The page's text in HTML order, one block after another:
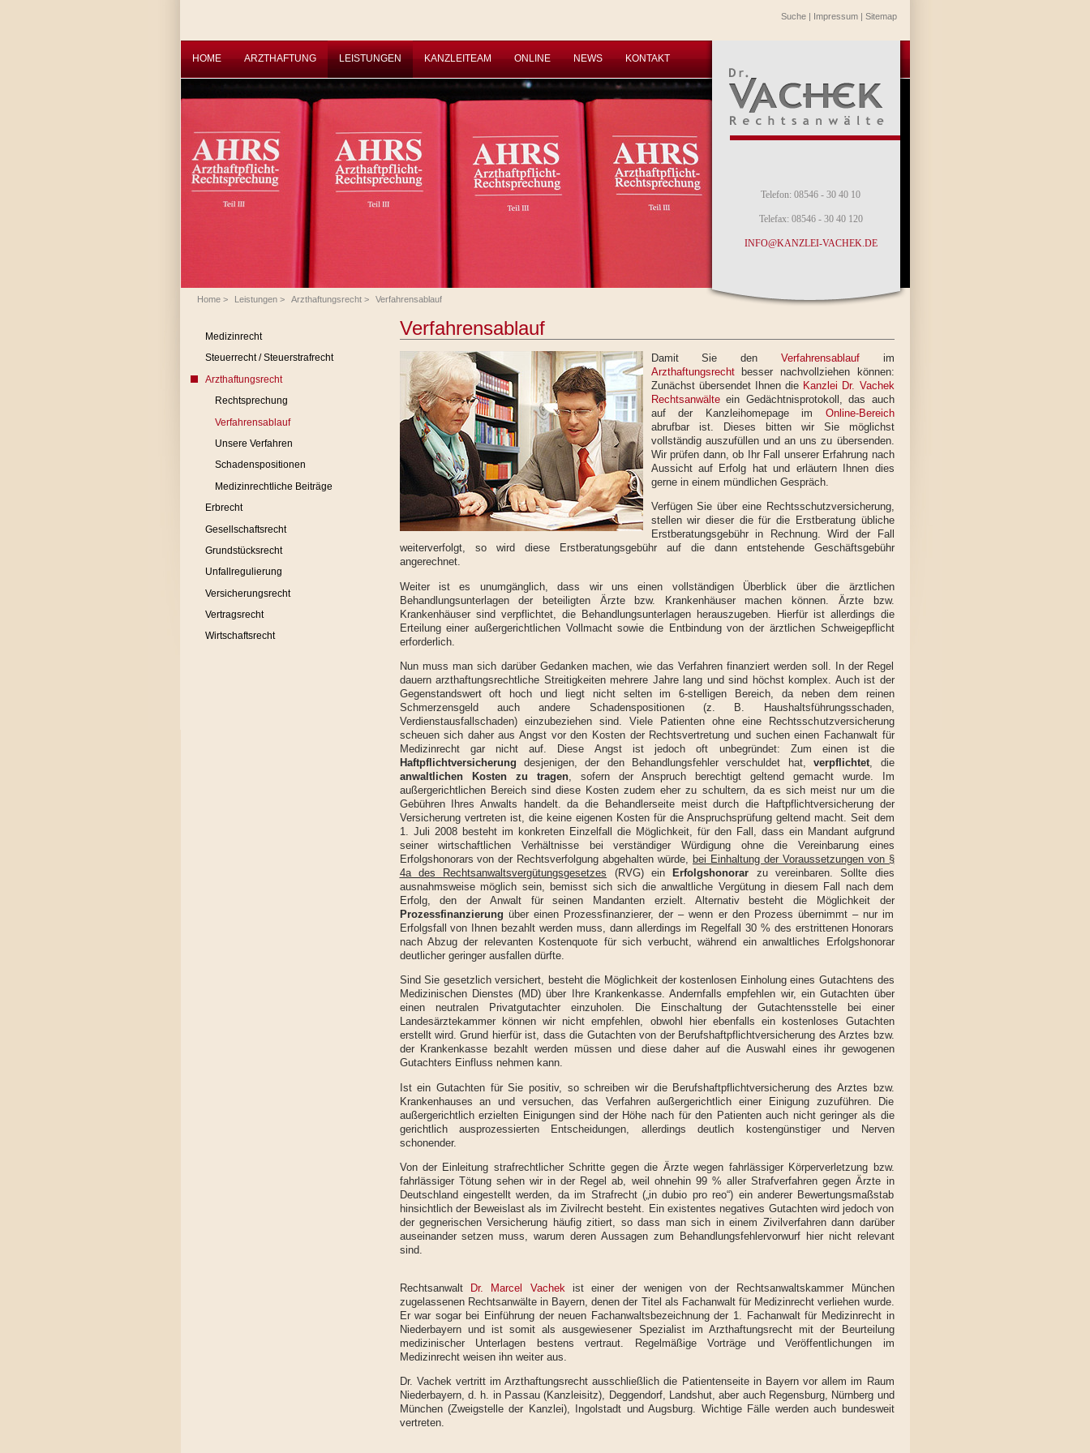
Suche| Impressum| Sitemap
HOME ARZTHAFTUNG LEISTUNGEN KANZLEITEAM ONLINE NEWS KONTAKT
Telefon: 08546 - 30 40 10
Telefax: 08546 - 30 40 120
INFO@KANZLEI-VACHEK.DE
Home> Leistungen> Arzthaftungsrecht> Verfahrensablauf
Medizinrecht
Steuerrecht / Steuerstrafrecht
Arzthaftungsrecht
Rechtsprechung
Verfahrensablauf
Unsere Verfahren
Schadenspositionen
Medizinrechtliche Beiträge
Erbrecht
Gesellschaftsrecht
Grundstücksrecht
Unfallregulierung
Versicherungsrecht
Vertragsrecht
Wirtschaftsrecht
Verfahrensablauf
Damit Sie den Verfahrensablaufim
Arzthaftungsrecht
besser nachvollziehen können:
Zunächst übersendet Ihnen die Kanzlei Dr. Vachek
Rechtsanwälte ein Gedächtnisprotokoll, das auch
auf der Kanzleihomepage im Online-Bereich
abrufbar ist. Dieses bitten wir Sie möglichst
vollständig auszufüllen und an uns zu übersenden.
Wir prüfen dann, ob Ihr Fall unserer Erfahrung nach
Aussicht auf Erfolg hat und erläutern Ihnen dies
gerne in einem mündlichen Gespräch.
Verfügen Sie über eine Rechtsschutzversicherung,
stellen wir dieser die für die Erstberatung übliche
Erstberatungsgebühr in Rechnung. Wird der Fall
weiterverfolgt, so wird diese Erstberatungsgebühr auf die dann entstehende Geschäftsgebühr
angerechnet.
Weiter ist es unumgänglich, dass wir uns einen vollständigen Überblick über die ärztlichen
Behandlungsunterlagen der beteiligten Ärzte bzw. Krankenhäuser machen können. Ärzte bzw.
Krankenhäuser sind verpflichtet, die Behandlungsunterlagen herauszugeben. Hierfür ist allerdings die
Erteilung einer außergerichtlichen Vollmacht sowie die Entbindung von der ärztlichen Schweigepflicht
erforderlich.
Nun muss man sich darüber Gedanken machen, wie das Verfahren finanziert werden soll. In der Regel
dauern arzthaftungsrechtliche Streitigkeiten mehrere Jahre lang und sind höchst komplex. Auch ist der
Gegenstandswert oft hoch und liegt nicht selten im 6-stelligen Bereich, da neben dem reinen
Schmerzensgeld auch andere Schadenspositionen (z. B. Haushaltsführungsschaden,
Verdienstausfallschaden) einzubeziehen sind. Viele Patienten ohne eine Rechtsschutzversicherung
scheuen sich daher aus Angst vor den Kosten der Rechtsvertretung und suchen einen Fachanwalt für
Medizinrecht gar nicht auf. Diese Angst ist jedoch oft unbegründet: Zum einen ist die
Haftpflichtversicherung desjenigen, der den Behandlungsfehler verschuldet hat,verpflichtet , die
anwaltlichen Kosten zu tragen, sofern der Anspruch berechtigt geltend gemacht wurde. Im
außergerichtlichen Bereich sind diese Kosten zudem eher zu schultern, da es sich meist nur um die
Gebühren Ihres Anwalts handelt. da die Behandlerseite meist durch die Haftpflichtversicherung der
Versicherung vertreten ist, die keine eigenen Kosten für die Anspruchsprüfung geltend macht. Seit dem
1. Juli 2008 besteht im konkreten Einzelfall die Möglichkeit, für den Fall, dass ein Mandant aufgrund
seiner wirtschaftlichen Verhältnisse bei verständiger Würdigung ohne die Vereinbarung eines
Erfolgshonorars von der Rechtsverfolgung abgehalten würde,
bei Einhaltung der Voraussetzungen von §
4a des Rechtsanwaltsvergütungsgesetzes (RVG) ein Erfolgshonorar zu vereinbaren. Sollte dies
ausnahmsweise möglich sein, bemisst sich sich die anwaltliche Vergütung in diesem Fall nach dem
Erfolg, den der Anwalt für seinen Mandanten erzielt. Alternativ besteht die Möglichkeit der
Prozessfinanzierung über einen Prozessfinanzierer, der – wenn er den Prozess übernimmt – nur im
Erfolgsfall von Ihnen bezahlt werden muss, dann allerdings im Regelfall 30 % des erstrittenen Honorars
nach Abzug der relevanten Kostenquote für sich verbucht, während ein anwaltliches Erfolgshonorar
deutlicher geringer ausfallen dürfte.
Sind Sie gesetzlich versichert, besteht die Möglichkeit der kostenlosen Einholung eines Gutachtens des
Medizinischen Dienstes (MD) über Ihre Krankenkasse. Andernfalls empfehlen wir, ein Gutachten über
einen neutralen Privatgutachter einzuholen. Die Einschaltung der Gutachtensstelle bei einer
Landesärztekammer können wir nicht empfehlen, obwohl hier ebenfalls ein kostenloses Gutachten
erstellt wird. Grund hierfür ist, dass die Gutachten von der Berufshaftpflichtversicherung des Arztes bzw.
der Krankenkasse bezahlt werden müssen und diese daher auf die Auswahl eines ihr gewogenen
Gutachters Einfluss nehmen kann.
Ist ein Gutachten für Sie positiv, so schreiben wir die Berufshaftpflichtversicherung des Arztes bzw.
Krankenhauses an und versuchen, das Verfahren außergerichtlich einer Einigung zuzuführen. Die
außergerichtlich erzielten Einigungen sind der Höhe nach für den Patienten auch nicht geringer als die
gerichtlich ausprozessierten Entscheidungen, allerdings deutlich kostengünstiger und Nerven
schonender.
Von der Einleitung strafrechtlicher Schritte gegen die Ärzte wegen fahrlässiger Körperverletzung bzw.
fahrlässiger Tötung sehen wir in der Regel ab, weil ohnehin 99 % aller Strafverfahren gegen Ärzte in
Deutschland eingestellt werden, da im Strafrecht („in dubio pro reo“) ein anderer Bewertungsmaßstab
hinsichtlich der Beweislast als im Zivilrecht besteht. Ein existentes negatives Gutachten wird jedoch von
der gegnerischen Versicherung häufig zitiert, so dass man sich in einem Zivilverfahren dann darüber
auseinander setzen muss, warum deren Aussagen zum Behandlungsfehlervorwurf hier nicht relevant
sind.
RechtsanwaltDr. Marcel Vachekist einer der wenigen von der Rechtsanwaltskammer München
zugelassenen Rechtsanwälte in Bayern, denen der Titel als Fachanwalt für Medizinrecht verliehen wurde.
Er war sogar bei Einführung der neuen Fachanwaltsbezeichnung der 1. Fachanwalt für Medizinrecht in
Niederbayern und ist somit als ausgewiesener Spezialist im Arzthaftungsrecht mit der Beurteilung
medizinischer Unterlagen bestens vertraut. Regelmäßige Vorträge und Veröffentlichungen im
Medizinrecht weisen ihn weiter aus.
Dr. Vachek vertritt im Arzthaftungsrecht ausschließlich die Patientenseite in Bayern vor allem im Raum
Niederbayern, d. h. in Passau (Kanzleisitz), Deggendorf, Landshut, aber auch Regensburg, Nürnberg und
München (Zweigstelle der Kanzlei), Ingolstadt und Augsburg. Wichtige Fälle werden auch bundesweit
vertreten.